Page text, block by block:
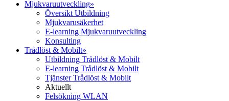
Mjukvaruutveckling»
Översikt Utbildning
Mjukvarusäkerhet
E-learning Mjukvaruutveckling
Konsulting
Trådlöst & Mobilt»
Utbildning Trådlöst & Mobilt
E-learning Trådlöst & Mobilt
Tjänster Trådlöst & Mobilt
Aktuellt
Felsökning WLAN